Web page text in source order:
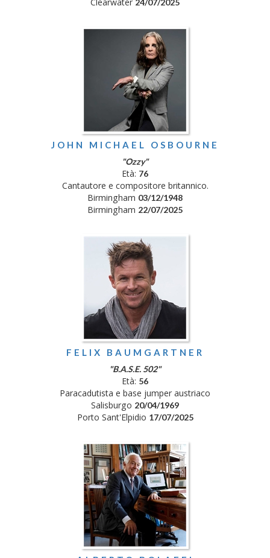
24/07/2025
JOHN MICHAEL OSBOURNE
"Ozzy"
Età: 76
Cantautore e compositore britannico.
Birmingham 03/12/1948
Birmingham 22/07/2025
FELIX BAUMGARTNER
"B.A.S.E. 502"
Età: 56
Paracadutista e base jumper austriaco
Salisburgo 20/04/1969
Porto Sant'Elpidio 17/07/2025